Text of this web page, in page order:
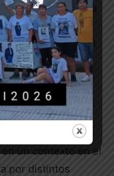
en una
común a la
histórico en el
una práctica
en la calle,
derechizar el
un contexto en el
por distintos